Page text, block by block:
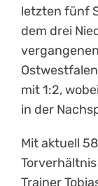
letzten fünf
dem drei
mit 1:2,
in der
Mit aktuell
Trainer